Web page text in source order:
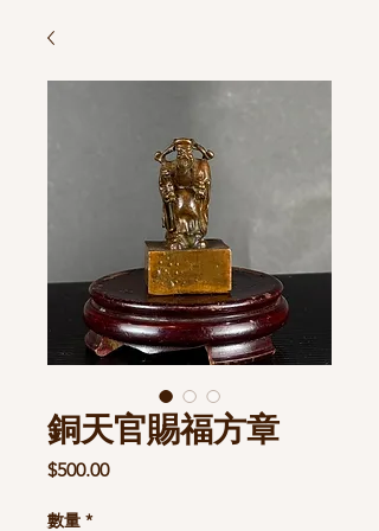
銅天官賜福方章
$500.00價
數量 *